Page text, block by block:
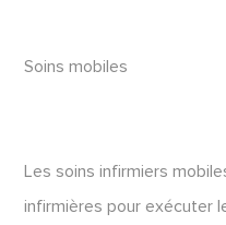
Soins mobiles
Les soins infirmiers
infirmières pour exécuter